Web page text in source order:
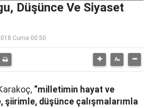
Düşünce Ve Siyaset
Cuma 00:50
“milletimin hayat ve
şiirimle, düşünce çalışmalarımla